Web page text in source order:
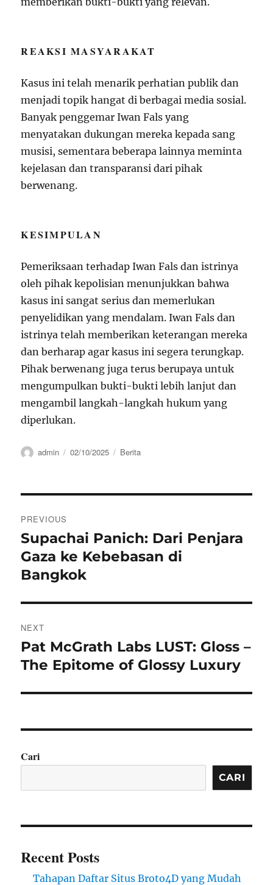
REAKSI MASYARAKAT
Kasus ini telah menarik perhatian publik dan
menjadi topik hangat di berbagai media sosial.
Banyak penggemar Iwan Fals yang
menyatakan dukungan mereka kepada sang
musisi, sementara beberapa lainnya meminta
kejelasan dan transparansi dari pihak
berwenang.
KESIMPULAN
Pemeriksaan terhadap Iwan Fals dan istrinya
oleh pihak kepolisian menunjukkan bahwa
kasus ini sangat serius dan memerlukan
penyelidikan yang mendalam. Iwan Fals dan
istrinya telah memberikan keterangan mereka
dan berharap agar kasus ini segera terungkap.
Pihak berwenang juga terus berupaya untuk
mengumpulkan bukti-bukti lebih lanjut dan
mengambil langkah-langkah hukum yang
diperlukan.
Author
admin
Posted
02/10/2025 Categories
Berita
pos
PREVIOUS
Previous
post:
Supachai Panich: Dari Penjara
Gaza ke Kebebasan di
Bangkok
NEXT
Next
post:
Pat McGrath Labs LUST: Gloss –
The Epitome of Glossy Luxury
Cari
CARI
Recent Posts
Tahapan Daftar Situs Broto4D yang Mudah